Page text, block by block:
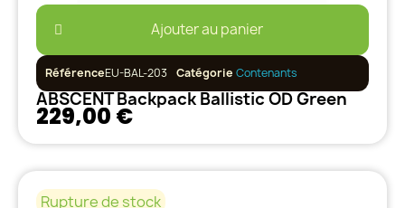
Ajouter au panier
RéférenceEU-BAL-203 Catégorie Contenants
ABSCENT Backpack Ballistic OD Green
229,00 €
Rupture de stock